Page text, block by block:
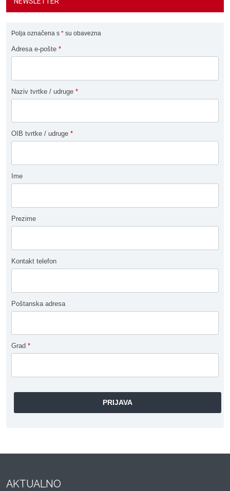
Polja označena s * su obavezna
Adresa e-pošte *
Naziv tvrtke / udruge *
OIB tvrtke / udruge *
Ime
Prezime
Kontakt telefon
Poštanska adresa
Grad *
AKTUALNO